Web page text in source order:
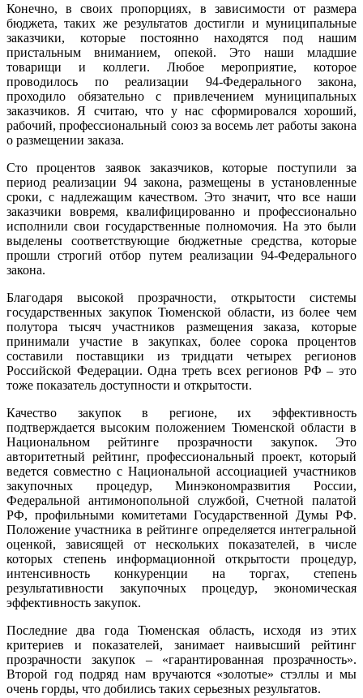
Конечно, в своих пропорциях, в зависимости от размера
бюджета, таких же результатов достигли и муниципальные
заказчики, которые постоянно находятся под нашим
пристальным вниманием, опекой. Это наши младшие
товарищи и коллеги. Любое мероприятие, которое
проводилось по реализации 94-Федерального закона,
проходило обязательно с привлечением муниципальных
заказчиков. Я считаю, что у нас сформировался хороший,
рабочий, профессиональный союз за восемь лет работы закона
о размещении заказа.
Сто процентов заявок заказчиков, которые поступили за
период реализации 94 закона, размещены в установленные
сроки, с надлежащим качеством. Это значит, что все наши
заказчики вовремя, квалифицированно и профессионально
исполнили свои государственные полномочия. На это были
выделены соответствующие бюджетные средства, которые
прошли строгий отбор путем реализации 94-Федерального
закона.
Благодаря высокой прозрачности, открытости системы
государственных закупок Тюменской области, из более чем
полутора тысяч участников размещения заказа, которые
принимали участие в закупках, более сорока процентов
составили поставщики из тридцати четырех регионов
Российской Федерации. Одна треть всех регионов РФ – это
тоже показатель доступности и открытости.
Качество закупок в регионе, их эффективность
подтверждается высоким положением Тюменской области в
Национальном рейтинге прозрачности закупок. Это
авторитетный рейтинг, профессиональный проект, который
ведется совместно с Национальной ассоциацией участников
закупочных процедур, Минэкономразвития России,
Федеральной антимонопольной службой, Счетной палатой
РФ, профильными комитетами Государственной Думы РФ.
Положение участника в рейтинге определяется интегральной
оценкой, зависящей от нескольких показателей, в числе
которых степень информационной открытости процедур,
интенсивность конкуренции на торгах, степень
результативности закупочных процедур, экономическая
эффективность закупок.
Последние два года Тюменская область, исходя из этих
критериев и показателей, занимает наивысший рейтинг
прозрачности закупок – «гарантированная прозрачность».
Второй год подряд нам вручаются «золотые» стэллы и мы
очень горды, что добились таких серьезных результатов.